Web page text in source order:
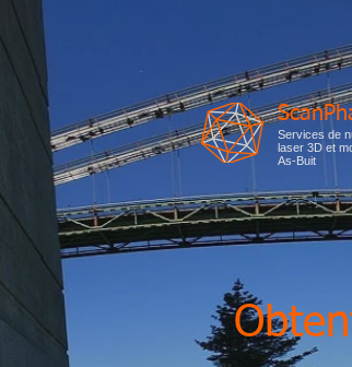
Services de
laser 3D et
As-Buit